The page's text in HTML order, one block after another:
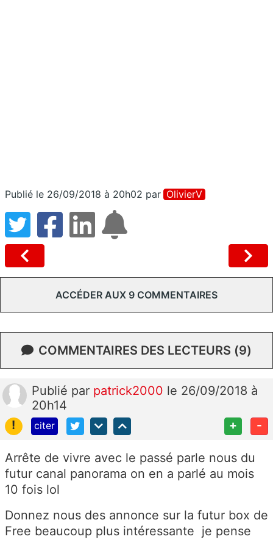
Publié le 26/09/2018 à 20h02 par OlivierV
ACCÉDER AUX 9 COMMENTAIRES
COMMENTAIRES DES LECTEURS (9)
Publié par patrick2000 le 26/09/2018 à
20h14
!
citer + -
Arrête de vivre avec le passé parle nous du
futur canal panorama on en a parlé au mois
10 fois lol
Donnez nous des annonce sur la futur box de
Free beaucoup plus intéressante je pense